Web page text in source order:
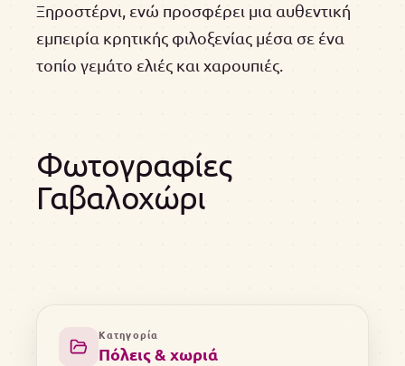
Ξηροστέρνι, ενώ προσφέρει μια αυθεντική
εμπειρία κρητικής φιλοξενίας μέσα σε ένα
τοπίο γεμάτο ελιές και χαρουπιές.
Φωτογραφίες
Γαβαλοχώρι
Κατηγορία
Πόλεις & χωριά